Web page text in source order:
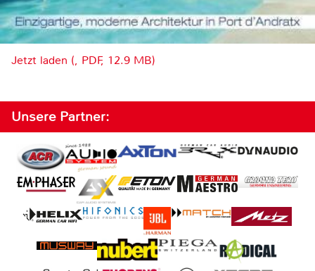
Jetzt laden (, PDF, 12.9 MB)
Unsere Partner: